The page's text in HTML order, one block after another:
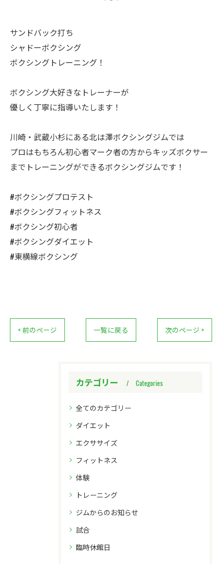
サンドバック打ち
シャドーボクシング
ボクシングトレーニング！
ボクシング大好きなトレーナーが
優しく丁寧に指導いたします！
川崎・武蔵小杉にある北は澤ボクシングジムでは
プロはもちろん初心者マーク者の方からキッズボクサー
までトレーニングができるボクシングジムです！
#ボクシングプロテスト
#ボクシングフィットネス
#ボクシング初心者
#ボクシングダイエット
#東横線ボクシング
< 前のページ 一覧に戻る 次のページ >
カテゴリー Categories
全てのカテゴリー
ダイエット
エクササイズ
フィットネス
体験
トレーニング
ジムからのお知らせ
試合
臨時休館日